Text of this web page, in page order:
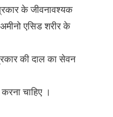
के जीवनावश्यक
एसिड शरीर के
की दाल का सेवन
चाहिए ।